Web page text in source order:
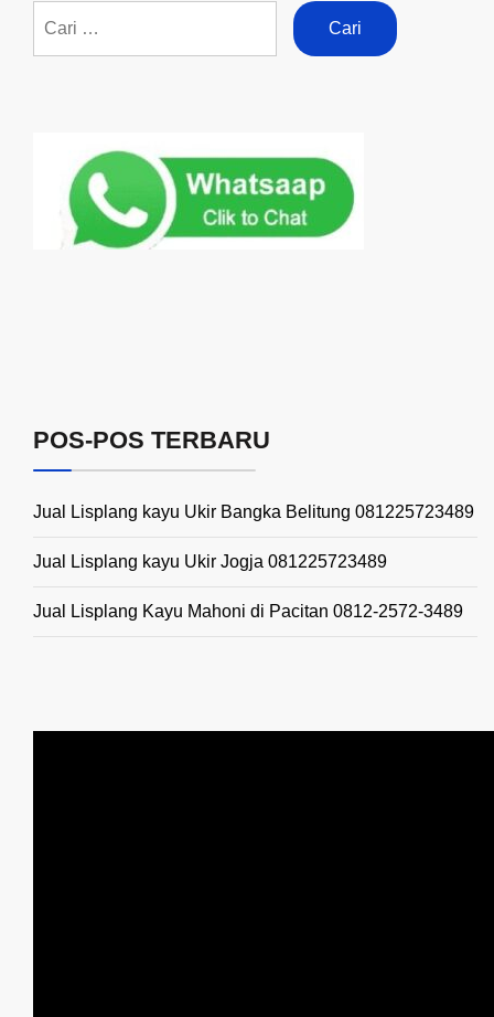
POS-POS TERBARU
Jual Lisplang kayu Ukir Bangka Belitung 081225723489
Jual Lisplang kayu Ukir Jogja 081225723489
Jual Lisplang Kayu Mahoni di Pacitan 0812-2572-3489